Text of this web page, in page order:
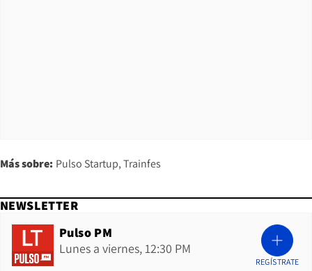
Más sobre: Pulso Startup Trainfes
NEWSLETTER
Pulso PM
Lunes a viernes, 12:30 PM
REGÍSTRATE